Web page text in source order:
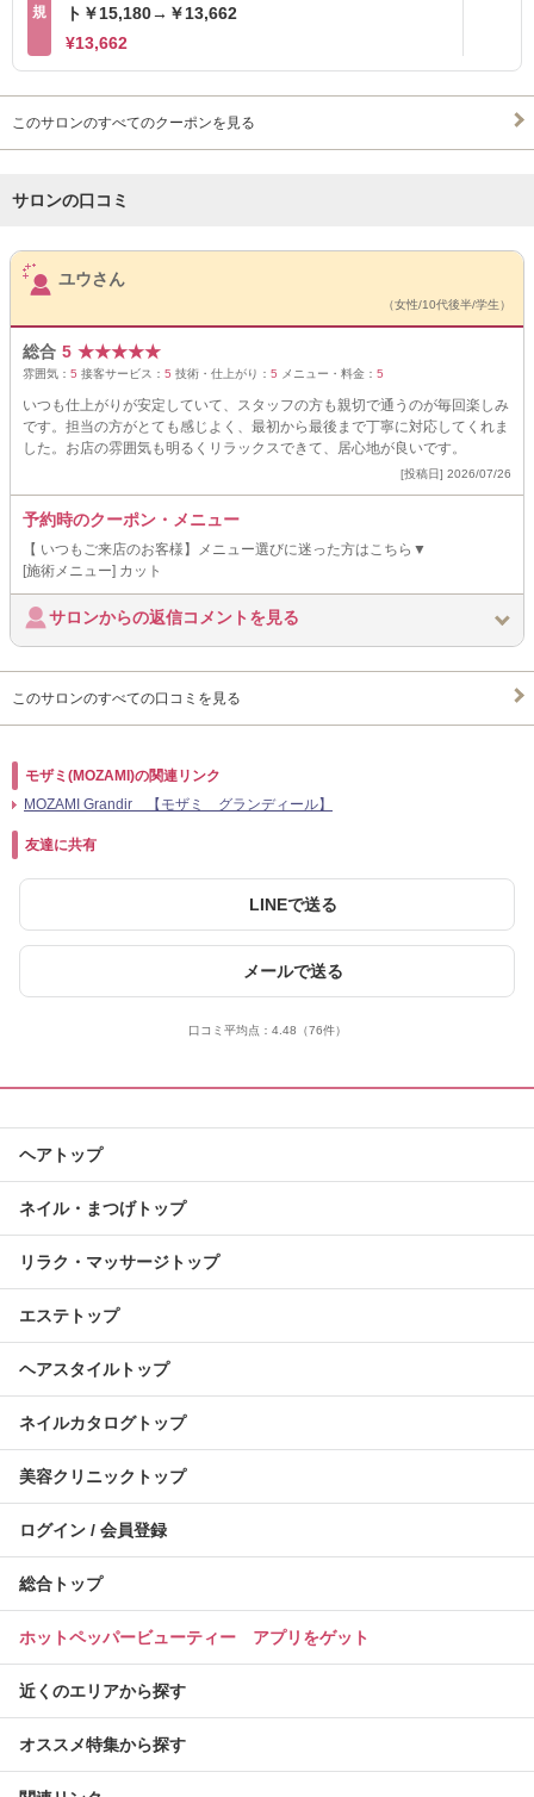
規
ト￥15,180→￥13,662
¥13,662
このサロンのすべてのクーポンを見る
サロンの口コミ
サロンPick Up
ユウさん
（女性/10代後半/学生）
総合 5 ★★★★★
雰囲気： 5 接客サービス： 5 技術・仕上がり： 5 メニュー・料金： 5
いつも仕上がりが安定していて、スタッフの方も親切で通うのが毎回楽しみ
です。担当の方がとても感じよく、最初から最後まで丁寧に対応してくれま
した。お店の雰囲気も明るくリラックスできて、居心地が良いです。
[投稿日] 2026/07/26
予約時のクーポン・メニュー
【 いつもご来店のお客様】メニュー選びに迷った方はこちら▼
[施術メニュー] カット
サロンからの返信コメントを見る
このサロンのすべての口コミを見る
モザミ(MOZAMI)の関連リンク
MOZAMI Grandir 【モザミ グランディール】
友達に共有
LINEで送る
メールで送る
口コミ平均点： 4.48 （76件）
ヘアトップ
ネイル・まつげトップ
リラク・マッサージトップ
エステトップ
ヘアスタイルトップ
ネイルカタログトップ
美容クリニックトップ
ログイン / 会員登録
総合トップ
ホットペッパービューティー アプリをゲット
近くのエリアから探す
オススメ特集から探す